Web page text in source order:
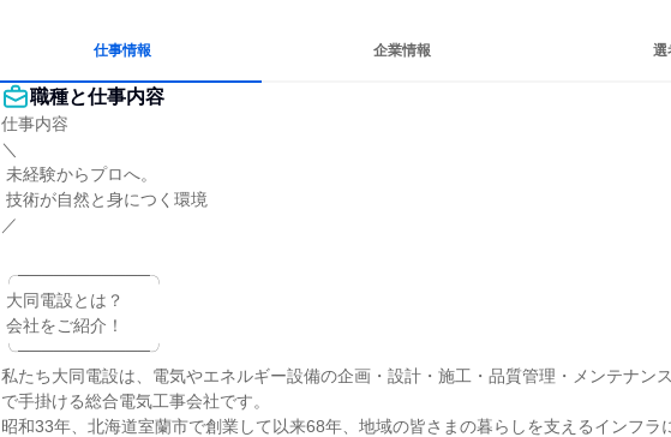
仕事情報 企業情報 選
職種と仕事内容
仕事内容
＼
／
╭───────────╮
╰───────────╯
私たち大同電設は、電気やエネルギー設備の企画・設計・施工・品質管理・メンテナン
で手掛ける総合電気工事会社です。
昭和33年、北海道室蘭市で創業して以来68年、地域の皆さまの暮らしを支えるインフラ